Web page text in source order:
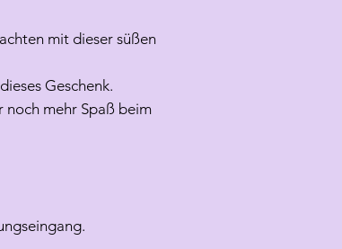
mit dieser süßen
Geschenk.
noch mehr Spaß beim